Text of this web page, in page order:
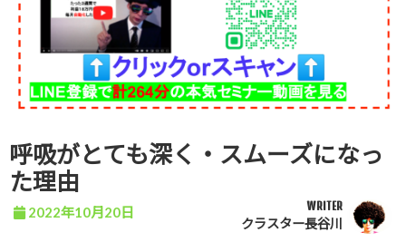
呼吸がとても深く・スムーズになっ
た理由
2022年10月20日 WRITER
クラスター長谷川